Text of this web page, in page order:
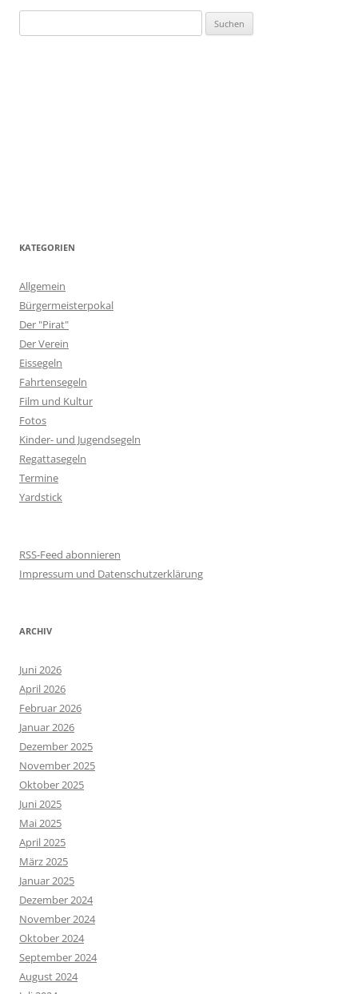
nach:
KATEGORIEN
Allgemein
Bürgermeisterpokal
Der "Pirat"
Der Verein
Eissegeln
Fahrtensegeln
Film und Kultur
Fotos
Kinder- und Jugendsegeln
Regattasegeln
Termine
Yardstick
RSS-Feed abonnieren
Impressum und Datenschutzerklärung
ARCHIV
Juni 2026
April 2026
Februar 2026
Januar 2026
Dezember 2025
November 2025
Oktober 2025
Juni 2025
Mai 2025
April 2025
März 2025
Januar 2025
Dezember 2024
November 2024
Oktober 2024
September 2024
August 2024